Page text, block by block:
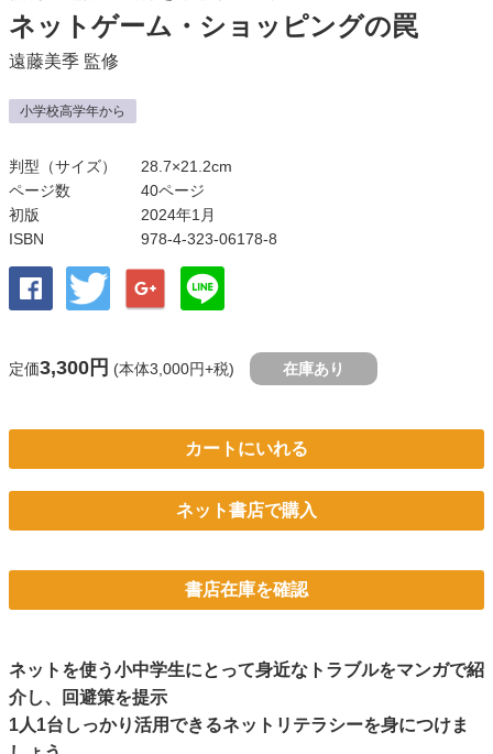
ネットゲーム・ショッピングの罠
遠藤美季 監修
小学校高学年から
判型（サイズ）
28.7×21.2cm
ページ数
40ページ
初版
2024年1月
ISBN
978-4-323-06178-8
定価3,300円 (本体3,000円+税) 在庫あり
カートにいれる
ネット書店で購入
書店在庫を確認
ネットを使う小中学生にとって身近なトラブルをマンガで紹
介し、回避策を提示
1人1台しっかり活用できるネットリテラシーを身につけま